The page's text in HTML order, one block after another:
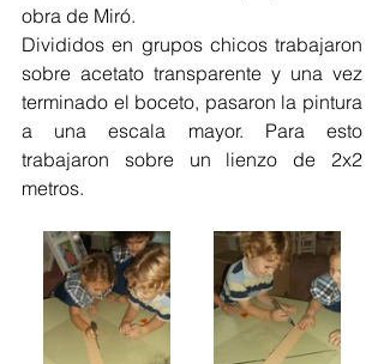
obra de Miró.
Divididos en grupos chicos trabajaron
sobre acetato transparente y una vez
terminado el boceto, pasaron la pintura
a una escala mayor. Para esto
trabajaron sobre un lienzo de 2x2
metros.